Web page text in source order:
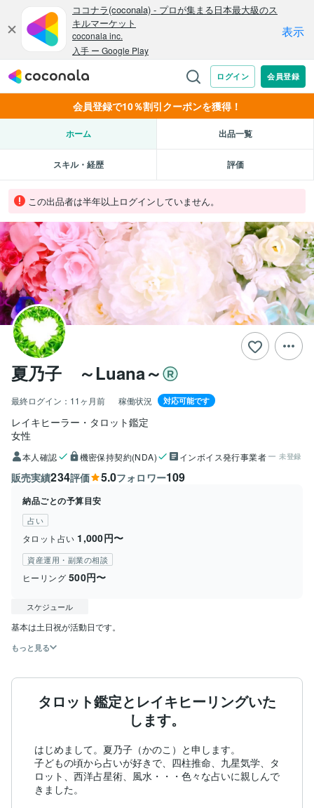
会員登録で10％割引クーポンを獲得！
ホーム 出品一覧
スキル・経歴 評価
この出品者は半年以上ログインしていません。
夏乃子 ～Luana～
最終ログイン： 11ヶ月前 稼働状況 対応可能です
レイキヒーラー・タロット鑑定
女性
本人確認 機密保持契約(NDA) インボイス発行事業者 未登録
販売実績234評価 5.0フォロワー109
納品ごとの予算目安
占い
タロット占い 1,000円〜
資産運用・副業の相談
ヒーリング 500円〜
スケジュール
基本は土日祝が活動日です。
もっと見る
タロット鑑定とレイキヒーリングいた
します。
はじめまして。夏乃子（かのこ）と申します。
子どもの頃から占いが好きで、四柱推命、九星気学、タ
ロット、西洋占星術、風水・・・色々な占いに親しんで
きました。